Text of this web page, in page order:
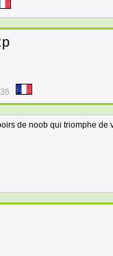
de noob qui triomphe